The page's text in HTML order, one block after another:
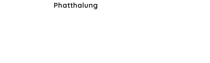
Phatthalung